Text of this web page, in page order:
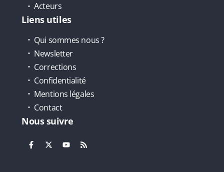
Acteurs
Liens utiles
Qui sommes nous ?
Newsletter
Corrections
Confidentialité
Mentions légales
Contact
Nous suivre